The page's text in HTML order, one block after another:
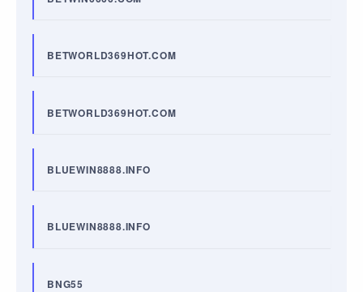
BETWORLD369HOT.COM
BETWORLD369HOT.COM
BLUEWIN8888.INFO
BLUEWIN8888.INFO
BNG55